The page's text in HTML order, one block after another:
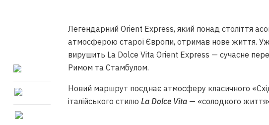
Легендарний Orient Express, який понад століття
атмосферою старої Європи, отримав нове життя.
вирушить La Dolce Vita Orient Express — сучасне
Римом та Стамбулом.
Новий маршрут поєднає атмосферу класичного
італійського стилю La Dolce Vita — «солодкого